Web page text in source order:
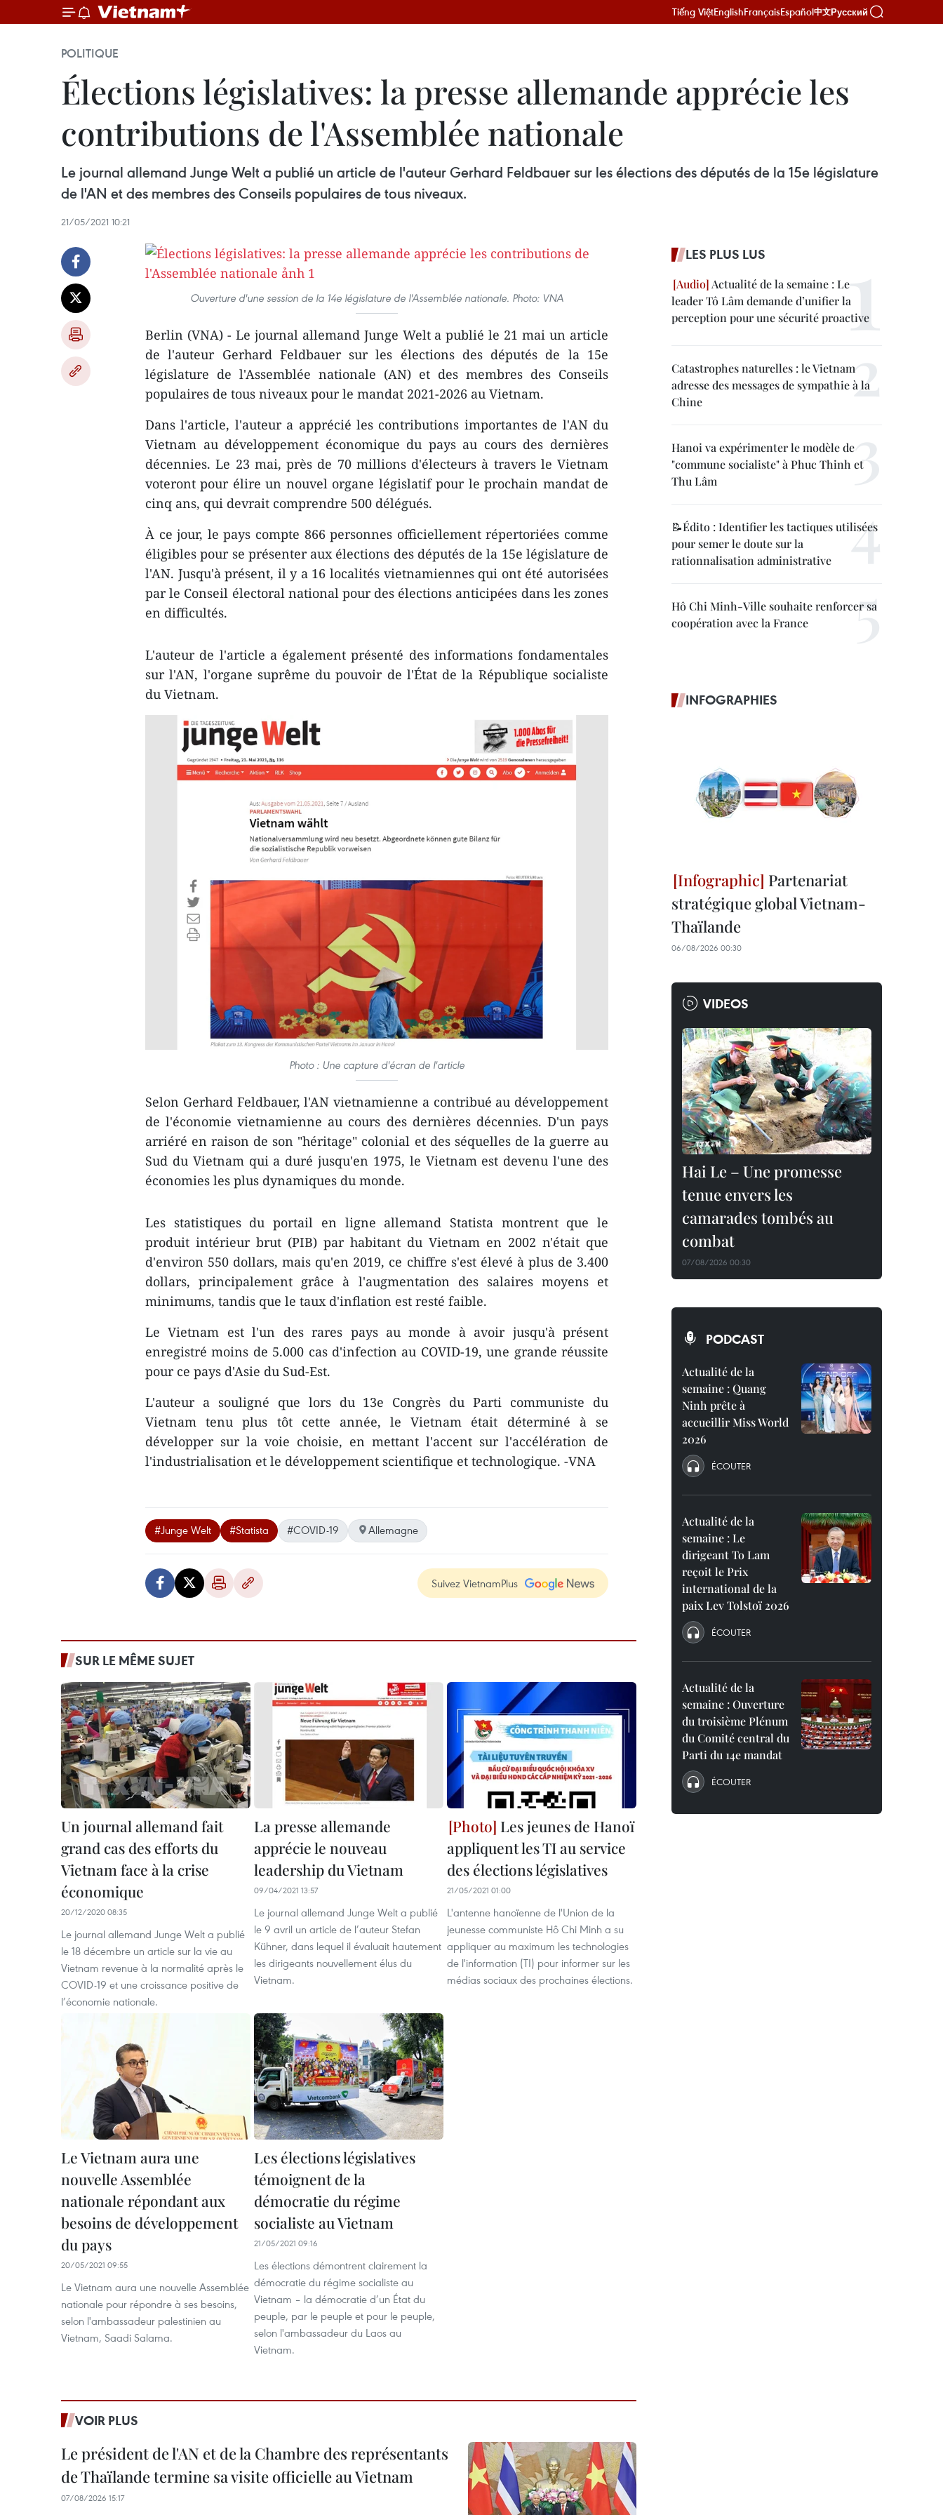
Tiếng ViệtEnglishFrançaisEspañol中文Русский
POLITIQUE
Élections législatives: la presse allemande apprécie les
contributions de l'Assemblée nationale
Le journal allemand Junge Welt a publié un article de l'auteur Gerhard Feldbauer sur les élections des députés de la 15e législature
de l'AN et des membres des Conseils populaires de tous niveaux.
21/05/2021 10:21
Ouverture d'une session de la 14e législature de l'Assemblée nationale. Photo: VNA
Berlin (VNA) - Le journal allemand Junge Welt a publié le 21 mai un article
de l'auteur Gerhard Feldbauer sur les élections des députés de la 15e
législature de l'Assemblée nationale (AN) et des membres des Conseils
populaires de tous niveaux pour le mandat 2021-2026 au Vietnam.
Dans l'article, l'auteur a apprécié les contributions importantes de l'AN du
Vietnam au développement économique du pays au cours des dernières
décennies. Le 23 mai, près de 70 millions d'électeurs à travers le Vietnam
voteront pour élire un nouvel organe législatif pour le prochain mandat de
cinq ans, qui devrait comprendre 500 délégués.
À ce jour, le pays compte 866 personnes officiellement répertoriées comme
éligibles pour se présenter aux élections des députés de la 15e législature de
l'AN. Jusqu'à présent, il y a 16 localités vietnamiennes qui ont été autorisées
par le Conseil électoral national pour des élections anticipées dans les zones
en difficultés.
L'auteur de l'article a également présenté des informations fondamentales
sur l'AN, l'organe suprême du pouvoir de l'État de la République socialiste
du Vietnam.
Photo : Une capture d'écran de l'article
Selon Gerhard Feldbauer, l'AN vietnamienne a contribué au développement
de l'économie vietnamienne au cours des dernières décennies. D'un pays
arriéré en raison de son "héritage" colonial et des séquelles de la guerre au
Sud du Vietnam qui a duré jusqu'en 1975, le Vietnam est devenu l'une des
économies les plus dynamiques du monde.
Les statistiques du portail en ligne allemand Statista montrent que le
produit intérieur brut (PIB) par habitant du Vietnam en 2002 n'était que
d'environ 550 dollars, mais qu'en 2019, ce chiffre s'est élevé à plus de 3.400
dollars, principalement grâce à l'augmentation des salaires moyens et
minimums, tandis que le taux d'inflation est resté faible.
Le Vietnam est l'un des rares pays au monde à avoir jusqu'à présent
enregistré moins de 5.000 cas d'infection au COVID-19, une grande réussite
pour ce pays d'Asie du Sud-Est.
L'auteur a souligné que lors du 13e Congrès du Parti communiste du
Vietnam tenu plus tôt cette année, le Vietnam était déterminé à se
développer sur la voie choisie, en mettant l'accent sur l'accélération de
l'industrialisation et le développement scientifique et technologique. -VNA
#Junge Welt #Statista #COVID-19 Allemagne
Suivez VietnamPlus
SUR LE MÊME SUJET
Un journal allemand fait
grand cas des efforts du
Vietnam face à la crise
économique
20/12/2020 08:35
Le journal allemand Junge Welt a publié
le 18 décembre un article sur la vie au
Vietnam revenue à la normalité après le
COVID-19 et une croissance positive de
l’économie nationale.
La presse allemande
apprécie le nouveau
leadership du Vietnam
09/04/2021 13:57
Le journal allemand Junge Welt a publié
le 9 avril un article de l’auteur Stefan
Kühner, dans lequel il évaluait hautement
les dirigeants nouvellement élus du
Vietnam.
Les jeunes de Hanoï
appliquent les TI au service
des élections législatives
21/05/2021 01:00
L'antenne hanoïenne de l'Union de la
jeunesse communiste Hô Chi Minh a su
appliquer au maximum les technologies
de l'information (TI) pour informer sur les
médias sociaux des prochaines élections.
Le Vietnam aura une
nouvelle Assemblée
nationale répondant aux
besoins de développement
du pays
20/05/2021 09:55
Le Vietnam aura une nouvelle Assemblée
nationale pour répondre à ses besoins,
selon l'ambassadeur palestinien au
Vietnam, Saadi Salama.
Les élections législatives
témoignent de la
démocratie du régime
socialiste au Vietnam
21/05/2021 09:16
Les élections démontrent clairement la
démocratie du régime socialiste au
Vietnam – la démocratie d’un État du
peuple, par le peuple et pour le peuple,
selon l'ambassadeur du Laos au
Vietnam.
VOIR PLUS
Le président de l'AN et de la Chambre des représentants
de Thaïlande termine sa visite officielle au Vietnam
07/08/2026 15:17
LES PLUS LUS
Actualité de la semaine : Le
leader Tô Lâm demande d’unifier la
perception pour une sécurité proactive
Catastrophes naturelles : le Vietnam
adresse des messages de sympathie à la
Chine
Hanoi va expérimenter le modèle de
"commune socialiste" à Phuc Thinh et
Thu Lâm
📝Édito : Identifier les tactiques utilisées
pour semer le doute sur la
rationnalisation administrative
Hô Chi Minh-Ville souhaite renforcer sa
coopération avec la France
INFOGRAPHIES
Partenariat
stratégique global Vietnam-
Thaïlande
06/08/2026 00:30
VIDEOS
Hai Le – Une promesse
tenue envers les
camarades tombés au
combat
07/08/2026 00:30
PODCAST
Actualité de la
semaine : Quang
Ninh prête à
accueillir Miss World
2026
ÉCOUTER
Actualité de la
semaine : Le
dirigeant To Lam
reçoit le Prix
international de la
paix Lev Tolstoï 2026
ÉCOUTER
Actualité de la
semaine : Ouverture
du troisième Plénum
du Comité central du
Parti du 14e mandat
ÉCOUTER